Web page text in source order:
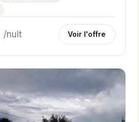
/nuit Voir l'offre